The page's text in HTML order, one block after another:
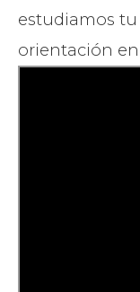
estudiamos
orientación